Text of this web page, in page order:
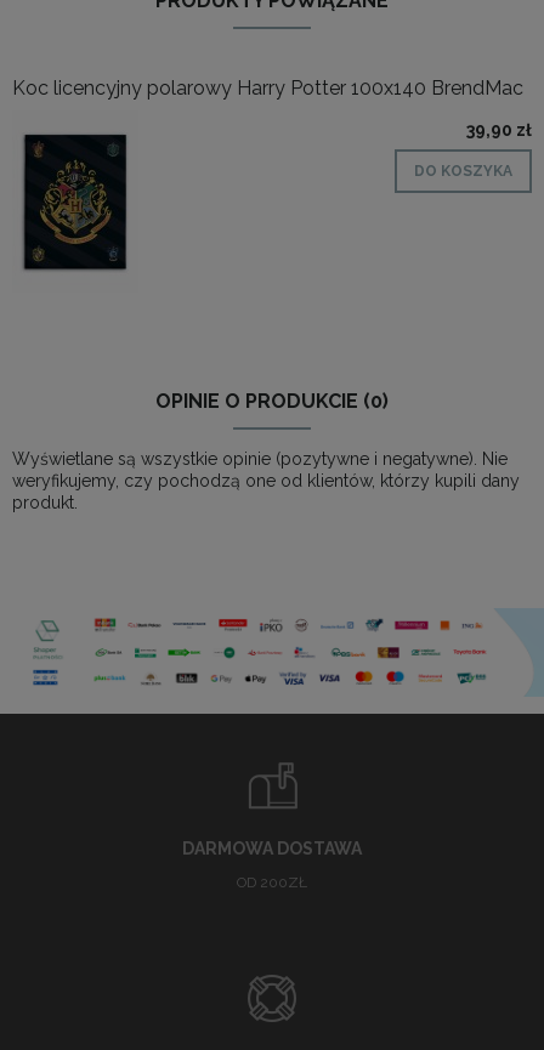
Koc licencyjny polarowy Harry Potter 100x140 BrendMac
39,90 zł
DO KOSZYKA
OPINIE O PRODUKCIE (0)
Wyświetlane są wszystkie opinie (pozytywne i negatywne). Nie
weryfikujemy, czy pochodzą one od klientów, którzy kupili dany
produkt.
DARMOWA DOSTAWA
OD 200ZŁ